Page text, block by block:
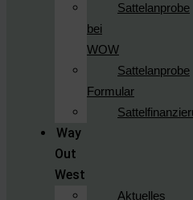
Sattelanprobe
bei
WOW
Sattelanprobe
Formular
Way
Out
West
Aktuelles